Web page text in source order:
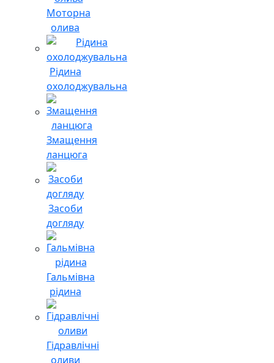
Моторна
олива
Рідина
охолоджувальна
Змащення
ланцюга
Засоби
догляду
Гальмівна
рідина
Гідравлічні
оливи